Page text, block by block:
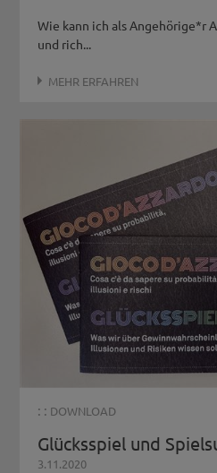
Wie kann ich als Angehörige*r
und rich...
MEHR ERFAHREN
: : DOWNLOAD
Glücksspiel und
3.11.2020